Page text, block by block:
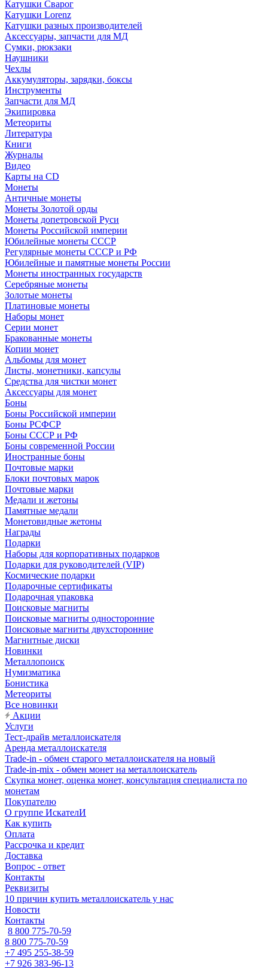
Катушки Сварог
Катушки Lorenz
Катушки разных производителей
Аксессуары, запчасти для МД
Сумки, рюкзаки
Наушники
Чехлы
Аккумуляторы, зарядки, боксы
Инструменты
Запчасти для МД
Экипировка
Метеориты
Литература
Книги
Журналы
Видео
Карты на CD
Монеты
Античные монеты
Монеты Золотой орды
Монеты допетровской Руси
Монеты Российской империи
Юбилейные монеты СССР
Регулярные монеты СССР и РФ
Юбилейные и памятные монеты России
Монеты иностранных государств
Серебряные монеты
Золотые монеты
Платиновые монеты
Наборы монет
Серии монет
Бракованные монеты
Копии монет
Альбомы для монет
Листы, монетники, капсулы
Средства для чистки монет
Аксессуары для монет
Боны
Боны Российской империи
Боны РСФСР
Боны СССР и РФ
Боны современной России
Иностранные боны
Почтовые марки
Блоки почтовых марок
Почтовые марки
Медали и жетоны
Памятные медали
Монетовидные жетоны
Награды
Подарки
Наборы для корпоративных подарков
Подарки для руководителей (VIP)
Космические подарки
Подарочные сертификаты
Подарочная упаковка
Поисковые магниты
Поисковые магниты односторонние
Поисковые магниты двухсторонние
Магнитные диски
Новинки
Металлопоиск
Нумизматика
Бонистика
Метеориты
Все новинки
Акции
Услуги
Тест-драйв металлоискателя
Аренда металлоискателя
Trade-in - обмен старого металлоискателя на новый
Trade-in-mix - обмен монет на металлоискатель
Скупка монет, оценка монет, консультация специалиста по
монетам
Покупателю
О группе ИскателИ
Как купить
Оплата
Рассрочка и кредит
Доставка
Вопрос - ответ
Контакты
Реквизиты
10 причин купить металлоискатель у нас
Новости
Контакты
8 800 775-70-59
8 800 775-70-59
+7 495 255-38-59
+7 926 383-96-13